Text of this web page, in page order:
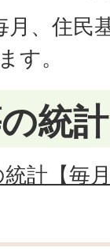
月、住民
す。
統計
計【毎